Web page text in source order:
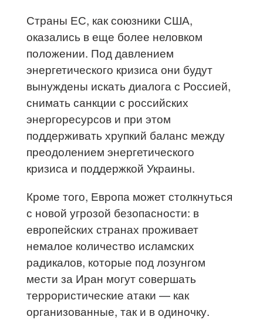
Страны ЕС, как союзники США,
оказались в еще более неловком
положении. Под давлением
энергетического кризиса они будут
вынуждены искать диалога с Россией,
снимать санкции с российских
энергоресурсов и при этом
поддерживать хрупкий баланс между
преодолением энергетического
кризиса и поддержкой Украины.
Кроме того, Европа может столкнуться
с новой угрозой безопасности: в
европейских странах проживает
немалое количество исламских
радикалов, которые под лозунгом
мести за Иран могут совершать
террористические атаки — как
организованные, так и в одиночку.